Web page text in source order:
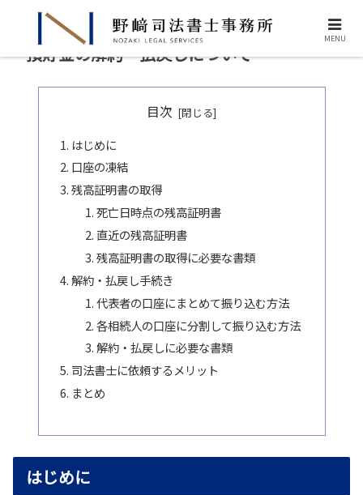
預貯金の解約・払戻しについて
目次
はじめに
口座の凍結
残高証明書の取得
死亡日時点の残高証明書
直近の残高証明書
残高証明書の取得に必要な書類
解約・払戻し手続き
代表者の口座にまとめて振り込む方法
各相続人の口座に分割して振り込む方法
解約・払戻しに必要な書類
司法書士に依頼するメリット
まとめ
はじめに
MENU